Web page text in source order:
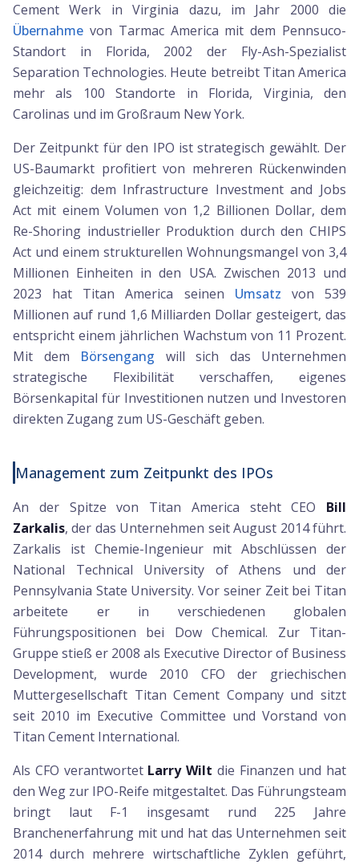
Cement Werk in Virginia dazu, im Jahr 2000 die
Übernahme von Tarmac America mit dem Pennsuco-
Standort in Florida, 2002 der Fly-Ash-Spezialist
Separation Technologies. Heute betreibt Titan America
mehr als 100 Standorte in Florida, Virginia, den
Carolinas und im Großraum New York.
Der Zeitpunkt für den IPO ist strategisch gewählt. Der
US-Baumarkt profitiert von mehreren Rückenwinden
gleichzeitig: dem Infrastructure Investment and Jobs
Act mit einem Volumen von 1,2 Billionen Dollar, dem
Re-Shoring industrieller Produktion durch den CHIPS
Act und einem strukturellen Wohnungsmangel von 3,4
Millionen Einheiten in den USA. Zwischen 2013 und
2023 hat Titan America seinen Umsatz von 539
Millionen auf rund 1,6 Milliarden Dollar gesteigert, das
entspricht einem jährlichen Wachstum von 11 Prozent.
Mit dem Börsengang will sich das Unternehmen
strategische Flexibilität verschaffen, eigenes
Börsenkapital für Investitionen nutzen und Investoren
direkten Zugang zum US-Geschäft geben.
Management zum Zeitpunkt des IPOs
An der Spitze von Titan America steht CEO Bill
Zarkalis, der das Unternehmen seit August 2014 führt.
Zarkalis ist Chemie-Ingenieur mit Abschlüssen der
National Technical University of Athens und der
Pennsylvania State University. Vor seiner Zeit bei Titan
arbeitete er in verschiedenen globalen
Führungspositionen bei Dow Chemical. Zur Titan-
Gruppe stieß er 2008 als Executive Director of Business
Development, wurde 2010 CFO der griechischen
Muttergesellschaft Titan Cement Company und sitzt
seit 2010 im Executive Committee und Vorstand von
Titan Cement International.
Als CFO verantwortet Larry Wilt die Finanzen und hat
den Weg zur IPO-Reife mitgestaltet. Das Führungsteam
bringt laut F-1 insgesamt rund 225 Jahre
Branchenerfahrung mit und hat das Unternehmen seit
2014 durch mehrere wirtschaftliche Zyklen geführt,